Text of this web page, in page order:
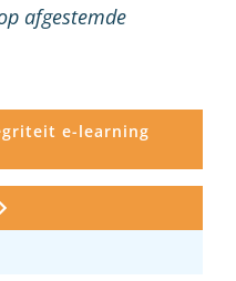
afgestemde
e-learning